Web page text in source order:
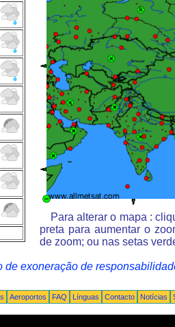
Para alterar o mapa :
preta para aumentar o
de zoom; ou nas setas
de exoneração de
Aeroportos FAQ Línguas Contacto Notícias